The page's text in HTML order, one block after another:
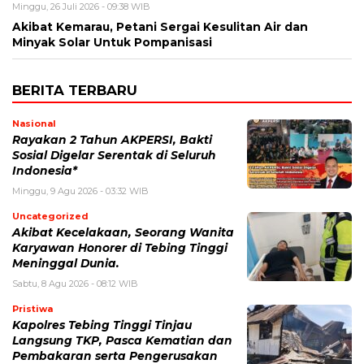
Minggu, 26 Juli 2026 - 09:38 WIB
Akibat Kemarau, Petani Sergai Kesulitan Air dan
Minyak Solar Untuk Pompanisasi
BERITA TERBARU
Nasional
Rayakan 2 Tahun AKPERSI, Bakti
Sosial Digelar Serentak di Seluruh
Indonesia*
Minggu, 9 Agu 2026 - 03:32 WIB
Uncategorized
Akibat Kecelakaan, Seorang Wanita
Karyawan Honorer di Tebing Tinggi
Meninggal Dunia.
Sabtu, 8 Agu 2026 - 08:12 WIB
Pristiwa
Kapolres Tebing Tinggi Tinjau
Langsung TKP, Pasca Kematian dan
Pembakaran serta Pengerusakan